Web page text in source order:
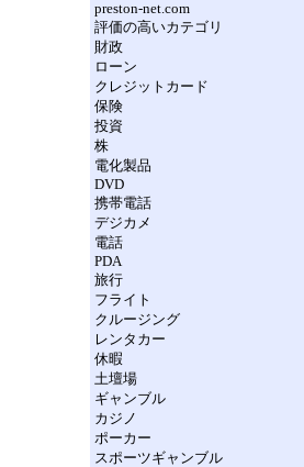
preston-net.com
評価の高いカテゴリ
財政
ローン
クレジットカード
保険
投資
株
電化製品
DVD
携帯電話
デジカメ
電話
PDA
旅行
フライト
クルージング
レンタカー
休暇
土壇場
ギャンブル
カジノ
ポーカー
スポーツギャンブル